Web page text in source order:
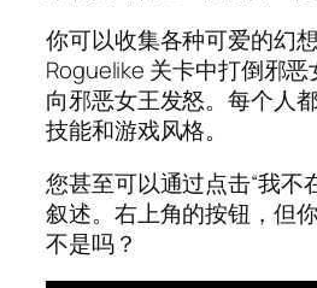
你可以收集各种可爱的幻
Roguelike 关卡中打倒邪
向邪恶女王发怒。每个人
技能和游戏风格。
您甚至可以通过点击“我不
叙述。右上角的按钮，但
不是吗？